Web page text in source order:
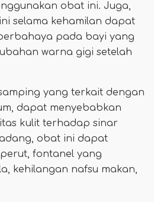
obat ini. Juga,
selama kehamilan dapat
pada bayi yang
warna gigi setelah
yang terkait dengan
dapat menyebabkan
kulit terhadap sinar
obat ini dapat
fontanel yang
kehilangan nafsu makan,